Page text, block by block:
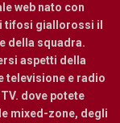
web nato con
tifosi giallorossi il
della squadra.
aspetti della
televisione e radio
dove potete
mixed-zone, degli